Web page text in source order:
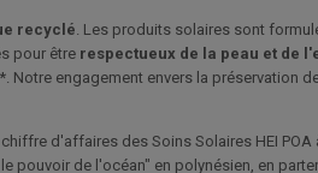
recyclé . Les produits solaires sont
pour être respectueux de la peau et de
Notre engagement envers la préservation
d'affaires des Soins Solaires HEI
pouvoir de l'océan" en polynésien, en